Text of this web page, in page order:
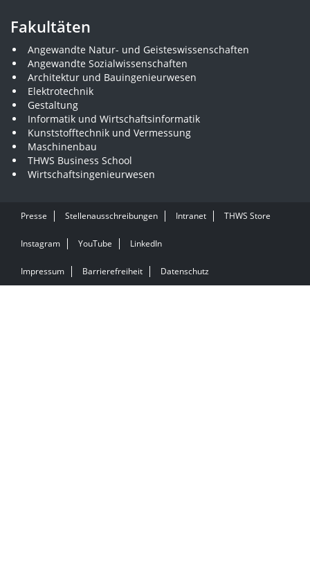
Fakultäten
Angewandte Natur- und Geisteswissenschaften
Angewandte Sozialwissenschaften
Architektur und Bauingenieurwesen
Elektrotechnik
Gestaltung
Informatik und Wirtschaftsinformatik
Kunststofftechnik und Vermessung
Maschinenbau
THWS Business School
Wirtschaftsingenieurwesen
Presse Stellenausschreibungen Intranet THWS Store
Instagram YouTube LinkedIn
Impressum Barrierefreiheit Datenschutz